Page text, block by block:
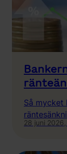
Så mycket
28 juni 2026,